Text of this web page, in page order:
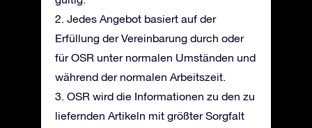
2. Jedes Angebot basiert auf der
Erfüllung der Vereinbarung durch oder
für OSR unter normalen Umständen und
während der normalen Arbeitszeit.
3. OSR wird die Informationen zu den zu
liefernden Artikeln mit größter Sorgfalt